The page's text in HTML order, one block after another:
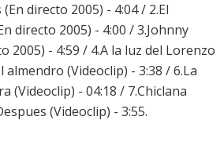
directo 2005) - 4:04 / 2.El
directo 2005) - 4:00 / 3.Johnny
2005) - 4:59 / 4.A la luz del Lorenzo
almendro (Videoclip) - 3:38 / 6.La
(Videoclip) - 04:18 / 7.Chiclana
(Videoclip) - 3:55.